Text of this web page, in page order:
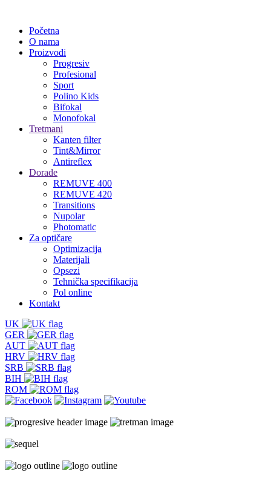
Početna
O nama
Proizvodi
Progresiv
Profesional
Sport
Polino Kids
Bifokal
Monofokal
Tretmani
Kanten filter
Tint&Mirror
Antireflex
Dorade
REMUVE 400
REMUVE 420
Transitions
Nupolar
Photomatic
Za optičare
Optimizacija
Materijali
Opsezi
Tehnička specifikacija
Pol online
Kontakt
UK
GER
AUT
HRV
SRB
BIH
ROM